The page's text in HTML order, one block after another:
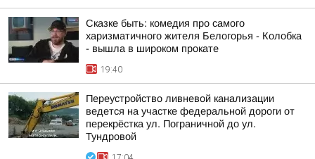
Сказке быть: комедия про самого
харизматичного жителя Белогорья - Колобка
- вышла в широком прокате
19:40
Переустройство ливневой канализации
ведется на участке федеральной дороги от
перекрёстка ул. Пограничной до ул.
Тундровой